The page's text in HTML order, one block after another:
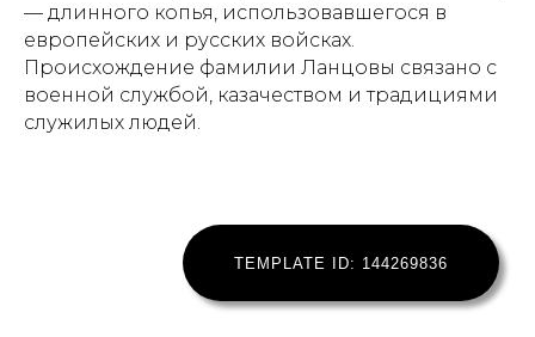
— длинного копья, использовавшегося в
европейских и русских войсках.
Происхождение фамилии Ланцовы связано с
военной службой, казачеством и традициями
служилых людей.
TEMPLATE ID: 144269836